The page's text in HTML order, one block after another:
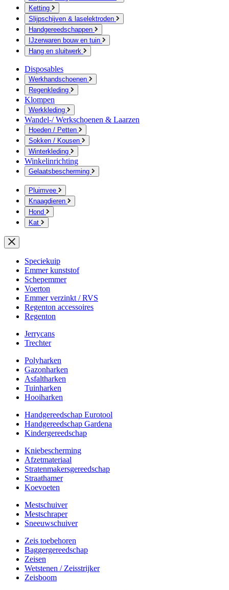
Ketting
Slijpschijven & laselektroden
Handgereedschappen
IJzerwaren bouw en tuin
Hang en sluitwerk
Disposables
Werkhandschoenen
Regenkleding
Klompen
Werkkleding
Wandel-/ Werkschoenen & Laarzen
Hoeden / Petten
Sokken / Kousen
Winterkleding
Winkelinrichting
Gelaatsbescherming
Pluimvee
Knaagdieren
Hond
Kat
Speciekuip
Emmer kunststof
Schepemmer
Voerton
Emmer verzinkt / RVS
Regenton accessoires
Regenton
Jerrycans
Trechter
Polyharken
Gazonharken
Asfaltharken
Tuinharken
Hooiharken
Handgereedschap Eurotool
Handgereedschap Gardena
Kindergereedschap
Kniebescherming
Afzetmateriaal
Stratenmakersgereedschap
Straathamer
Koevoeten
Mestschuiver
Mestschraper
Sneeuwschuiver
Zeis toebehoren
Baggergereedschap
Zeisen
Wetstenen / Zeisstrijker
Zeisboom